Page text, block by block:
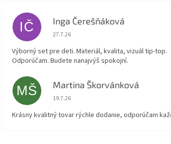
IČ Inga Čerešňáková
Hodnotenie obchodu je 5 z 5 hviezdičiek.
27.7.26
Výborný set pre deti. Materiál, kvalita, vizuál tip-top.
Odporúčam. Budete nanajvýš spokojní.
MŠ Martina Škorvánková
Hodnotenie obchodu je 5 z 5 hviezdičiek.
19.7.26
Krásny kvalitný tovar rýchle dodanie, odporúčam